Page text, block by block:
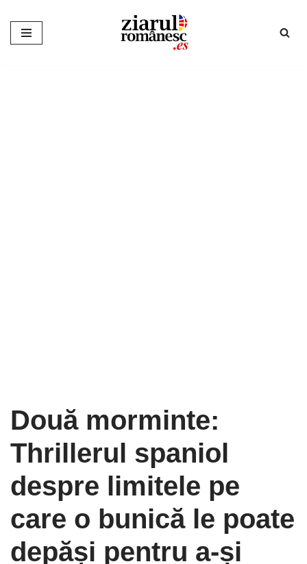
Sari
Două morminte:
Thrillerul spaniol
despre limitele pe
care o bunică le poate
depăși pentru a-și